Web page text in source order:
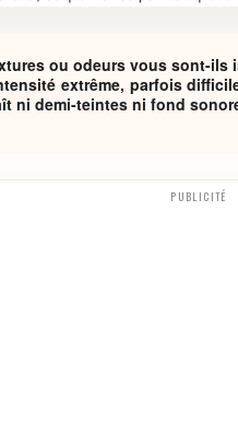
ou odeurs vous sont-ils
extrême, parfois
ni demi-teintes ni fond
PUBLICITÉ